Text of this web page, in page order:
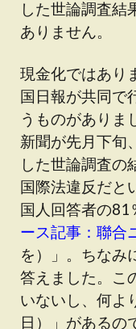
した世論調査結
ありません。
現金化ではあり
国日報が共同で
うものがありま
新聞が先月下旬
した世論調査の
国際法違反だと
国人回答者の81
ース記事：聯合
を）」。ちなみ
答えました。こ
いないし、何よ
日）」があるの